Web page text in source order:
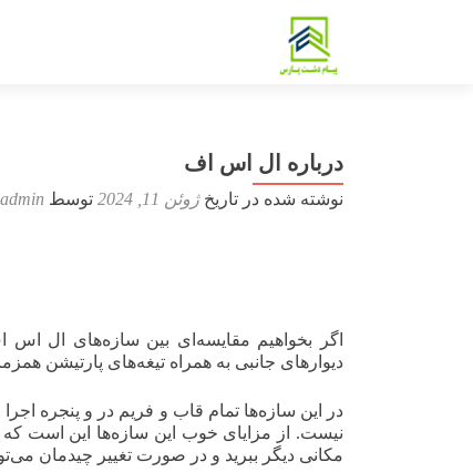
درباره ال اس اف
نوشته شده در تاریخژوئن 11, 2024 توسط
اگر بخواهیم مقایسه‌ای بین سازه‌های ال
دیوارهای جانبی به همراه تیغه‌های پارتیشن
در این سازه‌ها تمام قاب و فریم در و پنجره
نیست. از مزایای خوب این سازه‌ها این است که
مکانی دیگر ببرید و در صورت تغییر چیدمان